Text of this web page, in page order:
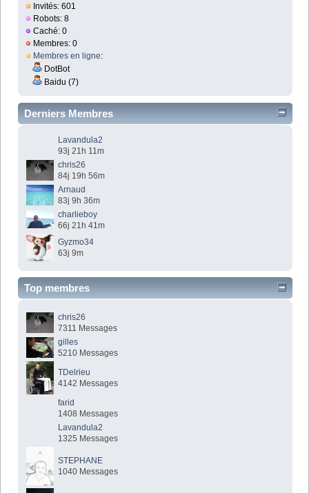
Invités: 601
Robots: 8
Caché: 0
Membres: 0
Membres en ligne:
DotBot
Baidu (7)
Derniers Membres
Lavandula2
93j 21h 11m
chris26
84j 19h 56m
Arnaud
83j 9h 36m
charlieboy
66j 21h 41m
Gyzmo34
63j 9m
Top membres
chris26
7311 Messages
gilles
5210 Messages
TDelrieu
4142 Messages
farid
1408 Messages
Lavandula2
1325 Messages
STEPHANE
1040 Messages